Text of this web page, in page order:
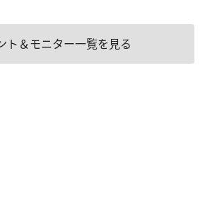
ト＆モニター一覧を見る